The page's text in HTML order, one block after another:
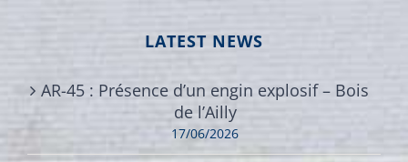
LATEST NEWS
AR-45 : Présence d’un engin explosif – Bois
de l’Ailly
17/06/2026